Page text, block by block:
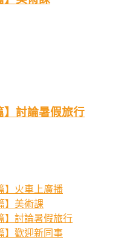
】討論暑假旅行
】火車上廣播
】美術課
】討論暑假旅行
】歡迎新同事